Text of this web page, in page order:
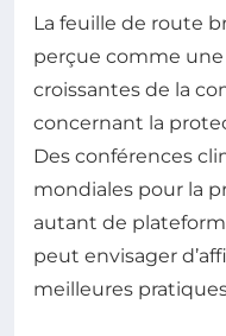
La feuille de route
perçue comme
croissantes de la
concernant la
Des conférences
mondiales pour la
autant de
peut envisager
meilleures